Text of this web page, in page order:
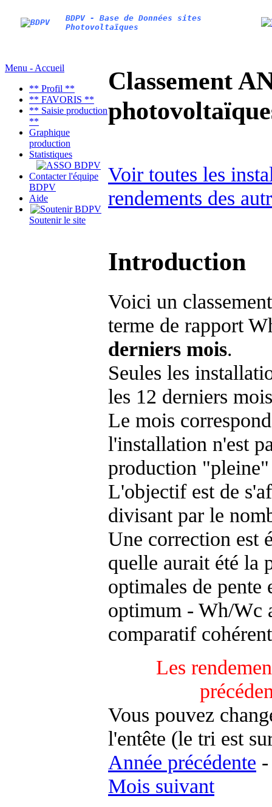
BDPV - Base de Données sites
Photovoltaïques
Menu - Accueil
** Profil **
** FAVORIS **
** Saisie production
**
Graphique
production
Statistiques
Contacter l'équipe
BDPV
Aide
Soutenir le site
Classement
Voir toutes les
rendements des
Introduction
Voici un
terme de rapport
derniers mois.
Seules les
les 12 derniers
Le mois
l'installation n'est
production "pleine"
L'objectif est de
divisant par le
Une correction est
quelle aurait été la
optimales de
optimum - Wh/Wc
comparatif
Les
Vous pouvez
l'entête (le tri est
Année précédente -
Mois suivant